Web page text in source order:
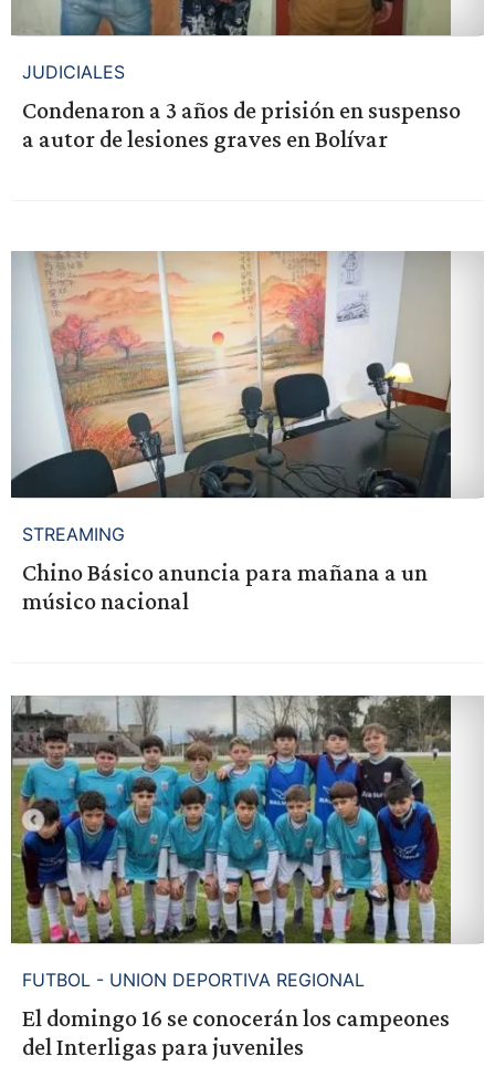
JUDICIALES
Condenaron a 3 años de prisión en suspenso
a autor de lesiones graves en Bolívar
STREAMING
Chino Básico anuncia para mañana a un
músico nacional
FUTBOL - UNION DEPORTIVA REGIONAL
El domingo 16 se conocerán los campeones
del Interligas para juveniles